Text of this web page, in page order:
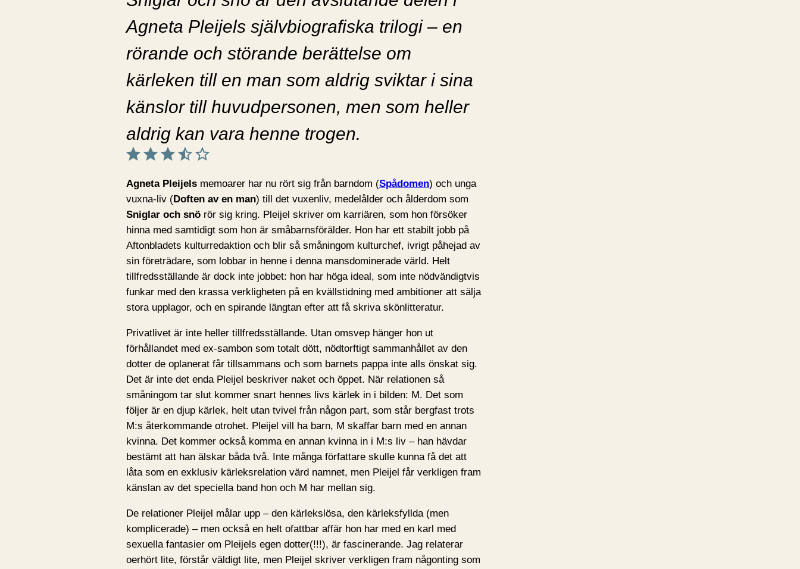
Agneta Pleijels självbiografiska trilogi – en
rörande och störande berättelse om
kärleken till en man som aldrig sviktar i sina
känslor till huvudpersonen, men som heller
aldrig kan vara henne trogen.
Agneta Pleijels memoarer har nu rört sig från barndom (Spådomen) och unga
vuxna-liv (Doften av en man) till det vuxenliv, medelålder och ålderdom som
Sniglar och snö rör sig kring. Pleijel skriver om karriären, som hon försöker
hinna med samtidigt som hon är småbarnsförälder. Hon har ett stabilt jobb på
Aftonbladets kulturredaktion och blir så småningom kulturchef, ivrigt påhejad av
sin företrädare, som lobbar in henne i denna mansdominerade värld. Helt
tillfredsställande är dock inte jobbet: hon har höga ideal, som inte nödvändigtvis
funkar med den krassa verkligheten på en kvällstidning med ambitioner att sälja
stora upplagor, och en spirande längtan efter att få skriva skönlitteratur.
Privatlivet är inte heller tillfredsställande. Utan omsvep hänger hon ut
förhållandet med ex-sambon som totalt dött, nödtorftigt sammanhållet av den
dotter de oplanerat får tillsammans och som barnets pappa inte alls önskat sig.
Det är inte det enda Pleijel beskriver naket och öppet. När relationen så
småningom tar slut kommer snart hennes livs kärlek in i bilden: M. Det som
följer är en djup kärlek, helt utan tvivel från någon part, som står bergfast trots
M:s återkommande otrohet. Pleijel vill ha barn, M skaffar barn med en annan
kvinna. Det kommer också komma en annan kvinna in i M:s liv – han hävdar
bestämt att han älskar båda två. Inte många författare skulle kunna få det att
låta som en exklusiv kärleksrelation värd namnet, men Pleijel får verkligen fram
känslan av det speciella band hon och M har mellan sig.
De relationer Pleijel målar upp – den kärlekslösa, den kärleksfyllda (men
komplicerade) – men också en helt ofattbar affär hon har med en karl med
sexuella fantasier om Pleijels egen dotter(!!!), är fascinerande. Jag relaterar
oerhört lite, förstår väldigt lite, men Pleijel skriver verkligen fram någonting som